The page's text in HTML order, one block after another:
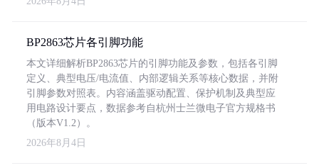
BP2863芯片各引脚功能
本文详细解析BP2863芯片的引脚功能及参数，包括各引脚
定义、典型电压/电流值、内部逻辑关系等核心数据，并附
引脚参数对照表。内容涵盖驱动配置、保护机制及典型应
用电路设计要点，数据参考自杭州士兰微电子官方规格书
（版本V1.2）。
2026年8月4日